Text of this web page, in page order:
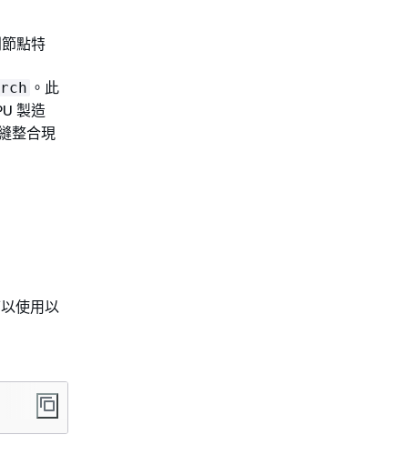
點特
。此
製造
整合現
使用以